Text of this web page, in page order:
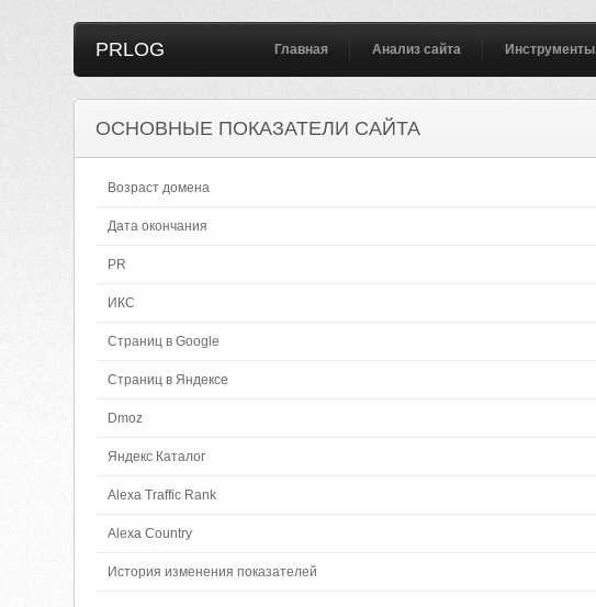
PRLOG Главная Анализ сайта Инструменты
ОСНОВНЫЕ ПОКАЗАТЕЛИ САЙТА
Возраст домена
Дата окончания
PR
ИКС
Страниц в Google
Страниц в Яндексе
Dmoz
Яндекс Каталог
Alexa Traffic Rank
Alexa Country
История изменения показателей